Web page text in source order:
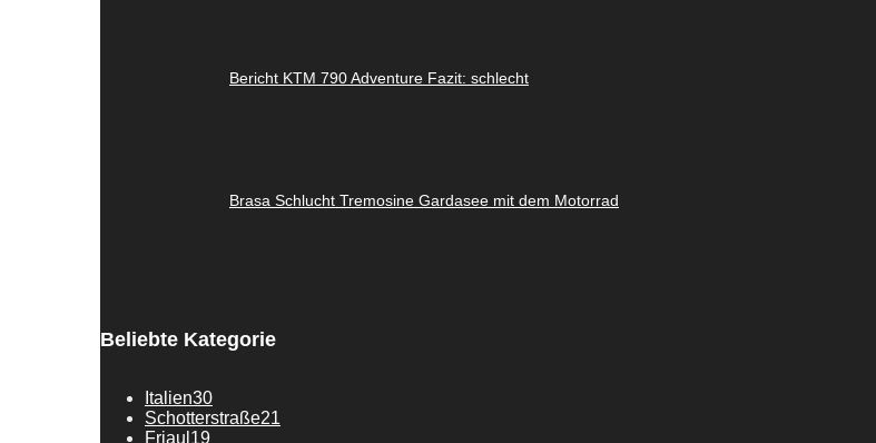
Bericht KTM 790 Adventure Fazit: schlecht
Brasa Schlucht Tremosine Gardasee mit dem Motorrad
Beliebte Kategorie
Italien30
Schotterstraße21
Friaul 19